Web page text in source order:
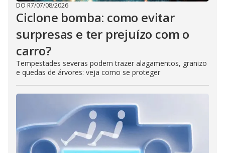
DO R7/07/08/2026
Ciclone bomba: como evitar
surpresas e ter prejuízo com o
carro?
Tempestades severas podem trazer alagamentos, granizo
e quedas de árvores: veja como se proteger